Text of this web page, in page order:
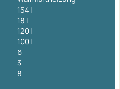
154 l
18 l
120 l
100 l
6
3
8